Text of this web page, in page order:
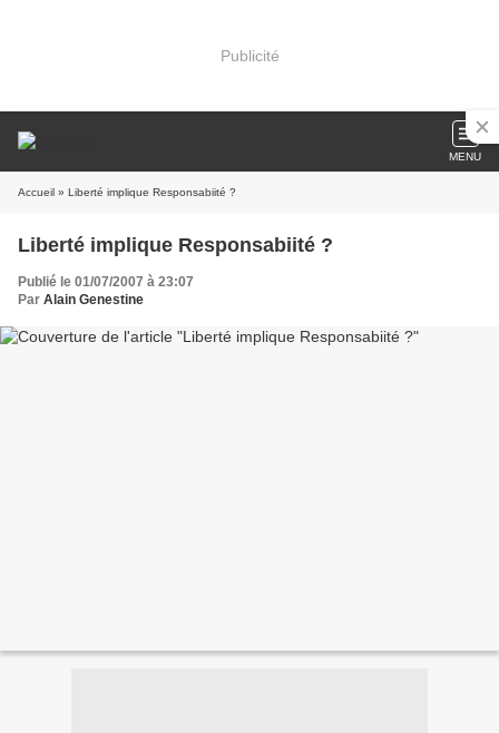
Publicité
MENU
Accueil » Liberté implique Responsabiité ?
Liberté implique Responsabiité ?
Publié le 01/07/2007 à 23:07
Par Alain Genestine